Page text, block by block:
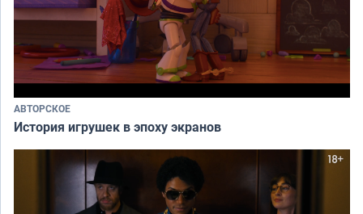
АВТОРСКОЕ
История игрушек в эпоху экранов